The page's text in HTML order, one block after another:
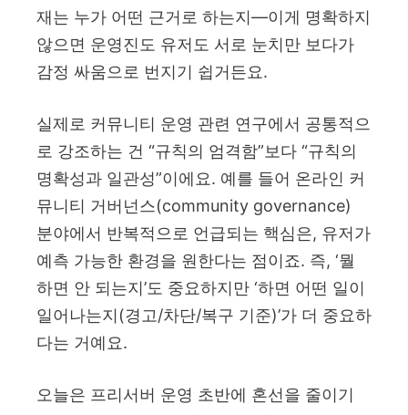
재는 누가 어떤 근거로 하는지—이게 명확하지
않으면 운영진도 유저도 서로 눈치만 보다가
감정 싸움으로 번지기 쉽거든요.
실제로 커뮤니티 운영 관련 연구에서 공통적으
로 강조하는 건 “규칙의 엄격함”보다 “규칙의
명확성과 일관성”이에요. 예를 들어 온라인 커
뮤니티 거버넌스(community governance)
분야에서 반복적으로 언급되는 핵심은, 유저가
예측 가능한 환경을 원한다는 점이죠. 즉, ‘뭘
하면 안 되는지’도 중요하지만 ‘하면 어떤 일이
일어나는지(경고/차단/복구 기준)’가 더 중요하
다는 거예요.
오늘은 프리서버 운영 초반에 혼선을 줄이기